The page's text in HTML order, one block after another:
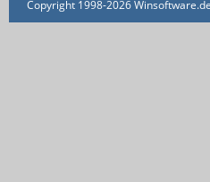
Copyright 1998-2026